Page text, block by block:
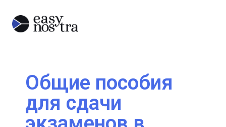
Общие пособия
для сдачи